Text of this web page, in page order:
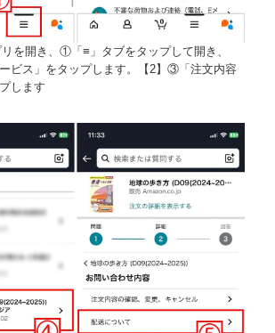
リを開き、①「≡」タブをタップして開き、
ビス」をタップします。【2】③「注文内容
します